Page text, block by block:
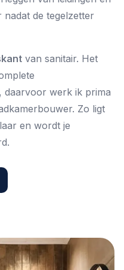
de tegelzetter
van sanitair. Het
daarvoor werk ik prima
Zo ligt
en wordt je